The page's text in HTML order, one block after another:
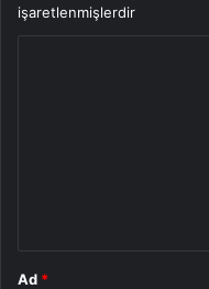
işaretlenmişlerdir
Ad *